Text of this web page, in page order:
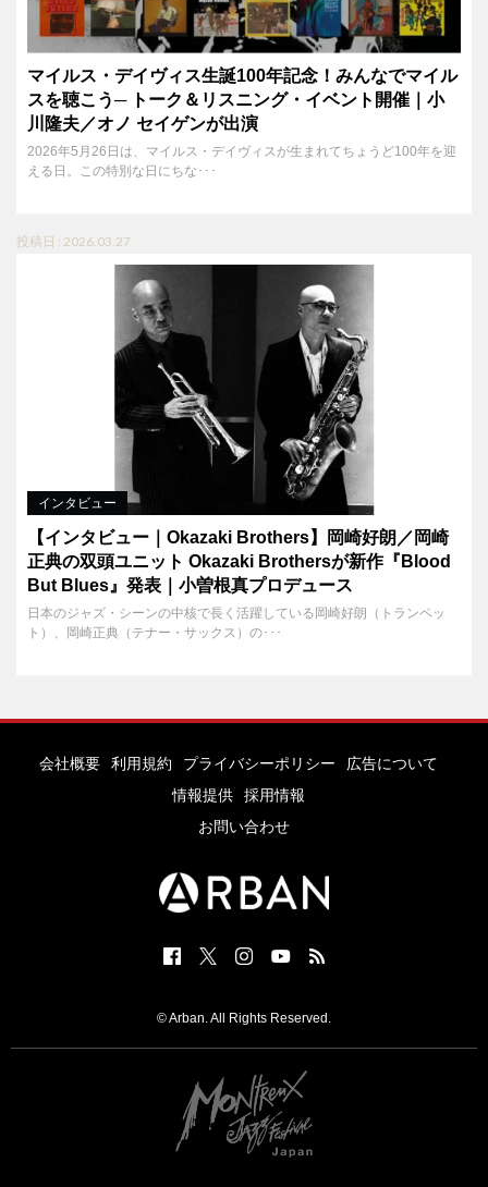
マイルス・デイヴィス生誕100年記念！みんなでマイル
スを聴こう─ トーク＆リスニング・イベント開催｜小
川隆夫／オノ セイゲンが出演
2026年5月26日は、マイルス・デイヴィスが生まれてちょうど100年を迎
える日。この特別な日にちな･･･
投稿日 : 2026.03.27
インタビュー
【インタビュー｜Okazaki Brothers】岡崎好朗／岡崎
正典の双頭ユニット Okazaki Brothersが新作『Blood
But Blues』発表｜小曽根真プロデュース
日本のジャズ・シーンの中核で長く活躍している岡崎好朗（トランペッ
ト）、岡崎正典（テナー・サックス）の･･･
会社概要 利用規約 プライバシーポリシー
広告について
情報提供
採用情報
お問い合わせ
© Arban. All Rights Reserved.